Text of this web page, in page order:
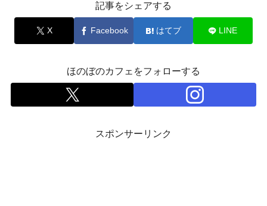
記事をシェアする
X Facebook はてブ LINE
ほのぼのカフェをフォローする
スポンサーリンク